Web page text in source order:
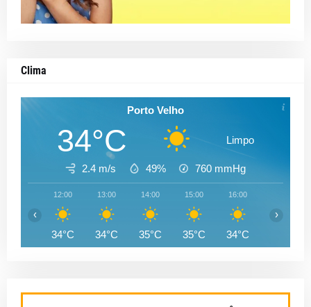
Clima
Porto Velho
34°C Limpo
2.4 m/s 49% 760 mmHg
12:00
34°C
13:00
34°C
14:00
35°C
15:00
35°C
16:00
34°C
‹ ›